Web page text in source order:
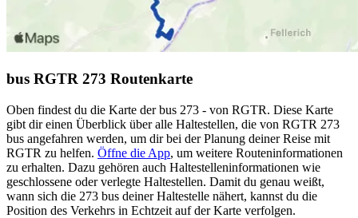
bus RGTR 273 Routenkarte
Oben findest du die Karte der bus 273 - von RGTR. Diese Karte
gibt dir einen Überblick über alle Haltestellen, die von RGTR 273
bus angefahren werden, um dir bei der Planung deiner Reise mit
RGTR zu helfen. Öffne die App, um weitere Routeninformationen
zu erhalten. Dazu gehören auch Haltestelleninformationen wie
geschlossene oder verlegte Haltestellen. Damit du genau weißt,
wann sich die 273 bus deiner Haltestelle nähert, kannst du die
Position des Verkehrs in Echtzeit auf der Karte verfolgen.